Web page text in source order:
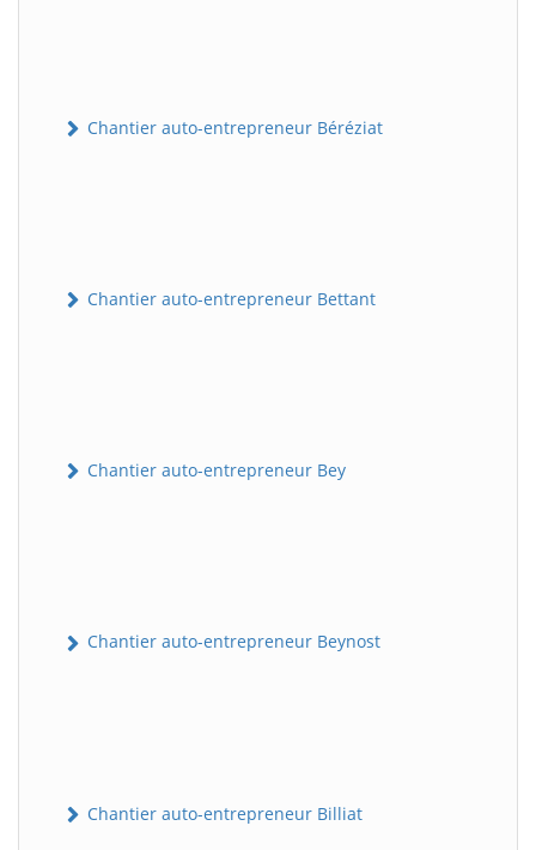
Chantier auto-entrepreneur Béréziat
Chantier auto-entrepreneur Bettant
Chantier auto-entrepreneur Bey
Chantier auto-entrepreneur Beynost
Chantier auto-entrepreneur Billiat